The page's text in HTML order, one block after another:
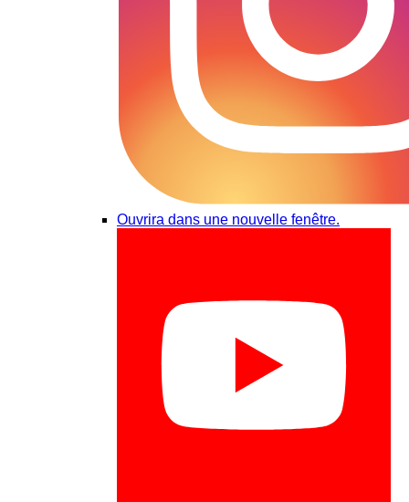
Ouvrira dans une nouvelle fenêtre.